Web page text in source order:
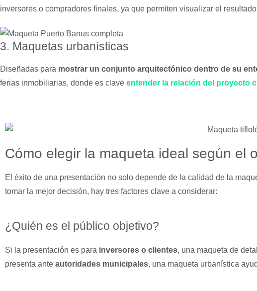
inversores o compradores finales, ya que permiten visualizar el
3. Maquetas urbanísticas
Diseñadas para mostrar un conjunto arquitectónico dentro de su
ferias inmobiliarias, donde es clave entender la relación del proyecto
Cómo elegir la maqueta ideal según el
El éxito de una presentación no solo depende de la calidad de la
tomar la mejor decisión, hay tres factores clave a considerar:
¿Quién es el público objetivo?
Si la presentación es para inversores o clientes, una maqueta de
presenta ante autoridades municipales, una maqueta urbanística